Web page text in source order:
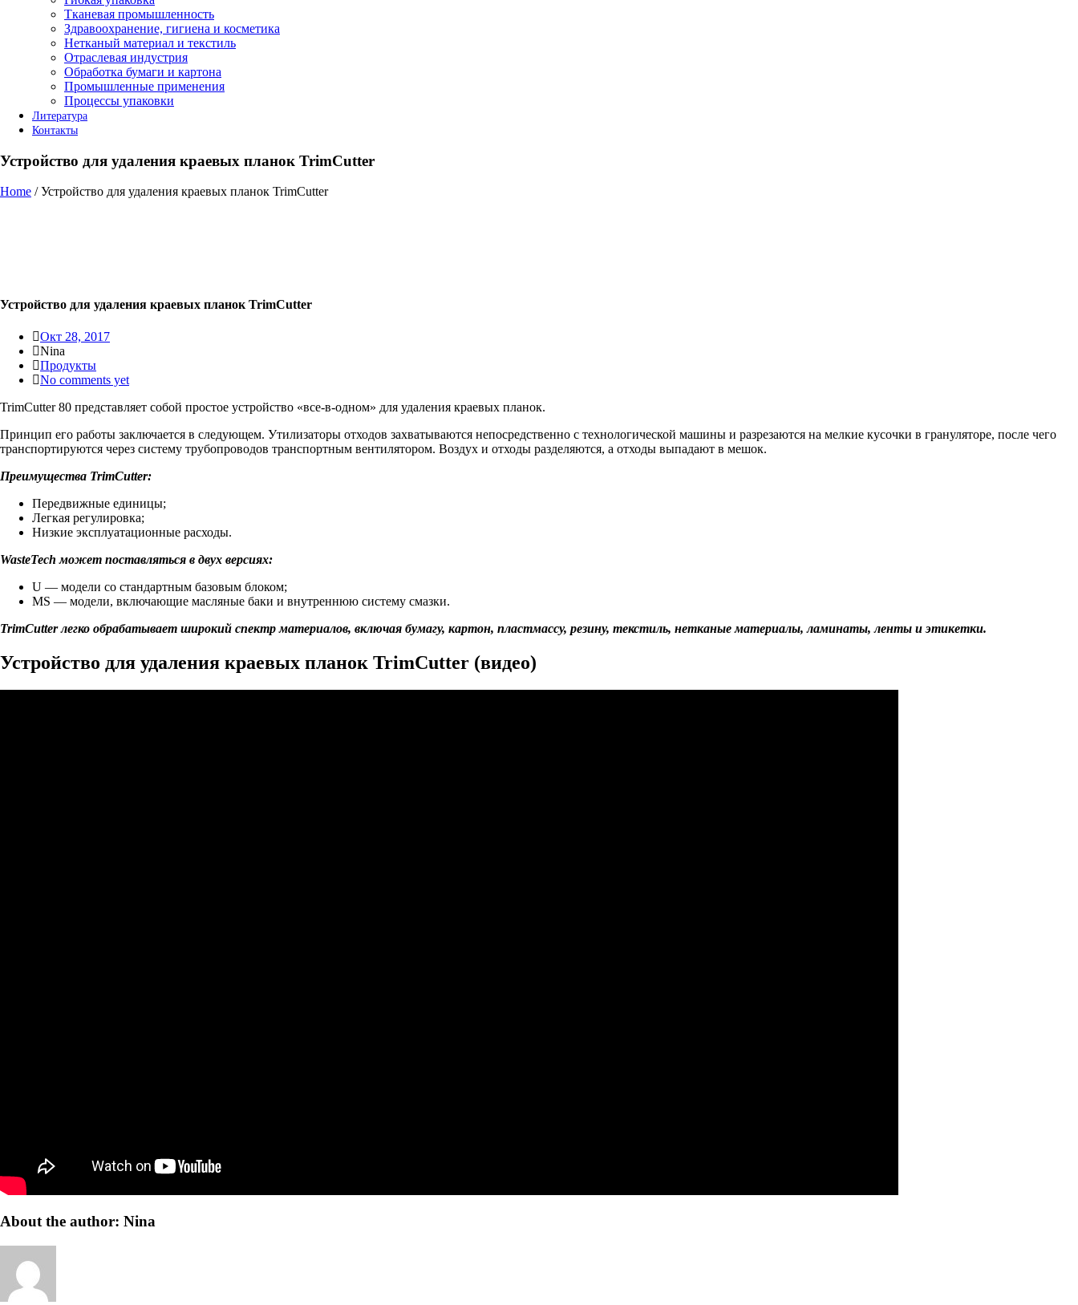
Тканевая промышленность
Здравоохранение, гигиена и косметика
Нетканый материал и текстиль
Отраслевая индустрия
Обработка бумаги и картона
Промышленные применения
Процессы упаковки
Литература
Контакты
Устройство для удаления краевых планок TrimCutter
Home / Устройство для удаления краевых планок TrimCutter
Устройство для удаления краевых планок TrimCutter
Окт 28, 2017
Nina
Продукты
No comments yet
TrimCutter 80 представляет собой простое устройство «все-в-одном» для удаления краевых планок.
Принцип его работы заключается в следующем. Утилизаторы отходов захватываются непосредственно с технологической машины и разрезаются на мелкие кусочки в грануляторе, после чего
транспортируются через систему трубопроводов транспортным вентилятором. Воздух и отходы разделяются, а отходы выпадают в мешок.
Преимущества TrimCutter:
Передвижные единицы;
Легкая регулировка;
Низкие эксплуатационные расходы.
WasteTech может поставляться в двух версиях:
U — модели со стандартным базовым блоком;
MS — модели, включающие масляные баки и внутреннюю систему смазки.
TrimCutter легко обрабатывает широкий спектр материалов, включая бумагу, картон, пластмассу, резину, текстиль, нетканые материалы, ламинаты, ленты и этикетки.
Устройство для удаления краевых планок TrimCutter (видео)
About the author: Nina